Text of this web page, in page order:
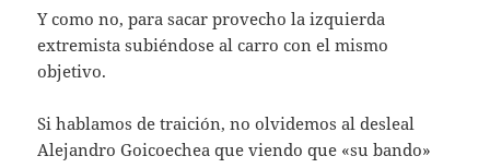
Y como no, para sacar provecho la izquierda
extremista subiéndose al carro con el mismo
objetivo.
Si hablamos de traición, no olvidemos al desleal
Alejandro Goicoechea que viendo que «su bando»